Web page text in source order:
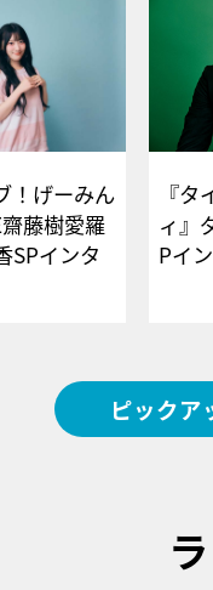
！げーみん
藤樹愛羅
SPインタ
『
ィ』
P
ピックア